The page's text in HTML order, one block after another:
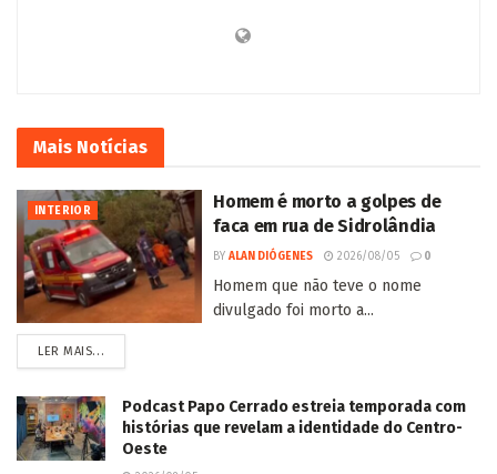
Mais Notícias
INTERIOR
Homem é morto a golpes de
faca em rua de Sidrolândia
BY ALAN DIÓGENES 2026/08/05 0
Homem que não teve o nome
divulgado foi morto a...
LER MAIS...
Podcast Papo Cerrado estreia temporada com
histórias que revelam a identidade do Centro-
Oeste